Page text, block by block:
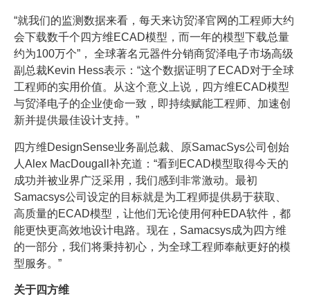
“就我们的监测数据来看，每天来访贸泽官网的工程师大约
会下载数千个四方维ECAD模型，而一年的模型下载总量
约为100万个”， 全球著名元器件分销商贸泽电子市场高级
副总裁Kevin Hess表示：“这个数据证明了ECAD对于全球
工程师的实用价值。从这个意义上说，四方维ECAD模型
与贸泽电子的企业使命一致，即持续赋能工程师、加速创
新并提供最佳设计支持。”
四方维DesignSense业务副总裁、原SamacSys公司创始
人Alex MacDougall补充道：“看到ECAD模型取得今天的
成功并被业界广泛采用，我们感到非常激动。最初
Samacsys公司设定的目标就是为工程师提供易于获取、
高质量的ECAD模型，让他们无论使用何种EDA软件，都
能更快更高效地设计电路。现在，Samacsys成为四方维
的一部分，我们将秉持初心，为全球工程师奉献更好的模
型服务。”
关于四方维